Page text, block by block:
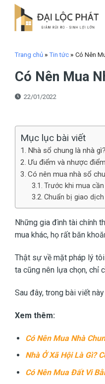
Skip
content
Trang chủ »Tin tức » Có Nên
Có Nên Mua
22/01/2022
Mục lục bài viết
Nhà sổ chung là nhà gì?
Ưu điểm và nhược
Có nên mua nhà sổ
Trước khi mua
Chuẩn bị giao dịch
Những gia đình tài chính
mua khác, họ rất băn
Thật sự về mặt pháp lý
ta cũng nên lựa chọn, chỉ
Sau đây, trong bài viết
Xem thêm:
Có Nên Mua Nhà
Nhà Ở Xã Hội Là Gì?
Có Nên Mua Đất Vi